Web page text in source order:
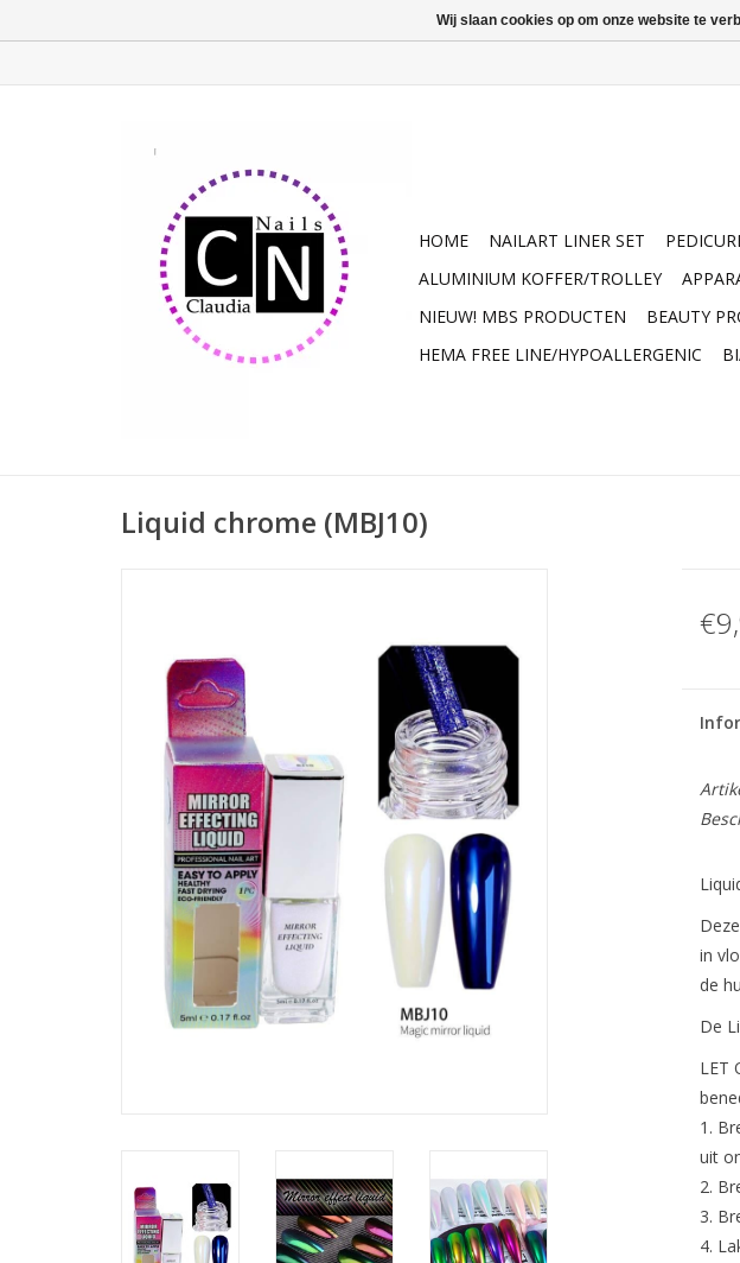
HOME NAILART LINER SET
ALUMINIUM KOFFER/TROLLEY
NIEUW! MBS PRODUCTEN
BEAUTY
HEMA FREE LINE/HYPOALLERGENIC
Liquid chrome (MBJ10)
in
de
De
LET
uit
Wij slaan cookies op om onze website te